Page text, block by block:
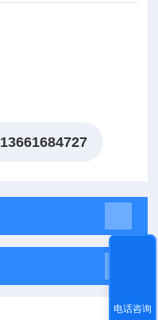
13661684727
电话咨询